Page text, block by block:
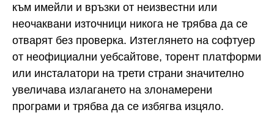
към имейли и връзки от неизвестни или
неочаквани източници никога не трябва да се
отварят без проверка. Изтеглянето на софтуер
от неофициални уебсайтове, торент платформи
или инсталатори на трети страни значително
увеличава излагането на злонамерени
програми и трябва да се избягва изцяло.